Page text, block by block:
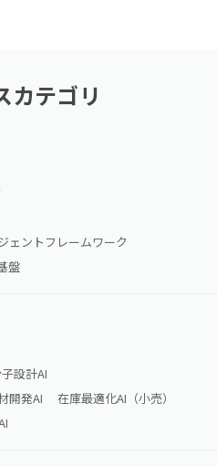
カテゴリ
ェントフレームワーク
盤
設計AI
開発AI
在庫最適化AI（小売）